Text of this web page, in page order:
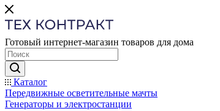
Готовый интернет-магазин товаров для дома
Каталог
Передвижные осветительные мачты
Генераторы и электростанции